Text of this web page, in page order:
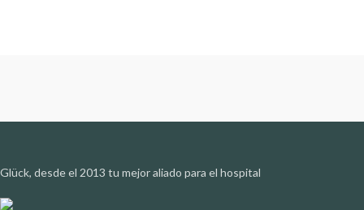
Glück, desde el 2013 tu mejor aliado para el hospital